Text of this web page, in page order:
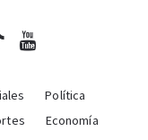
Política
Economía